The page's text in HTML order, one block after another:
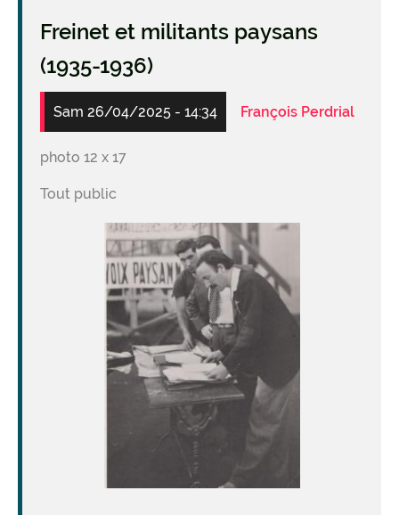
Freinet et militants paysans
(1935-1936)
Sam 26/04/2025 - 14:34 François Perdrial
photo 12 x 17
Tout public